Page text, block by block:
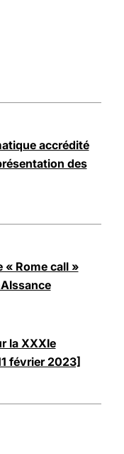
accrédité
des
« Rome call »
la XXXIe
février 2023]